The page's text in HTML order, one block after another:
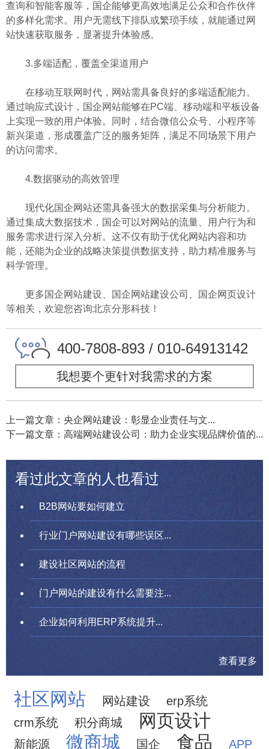
查询和智能客服等，国企能够更高效地满足公众和合作伙伴
的多样化需求。用户无需线下排队或繁琐手续，就能通过网
站快速获取服务，显著提升体验感。
3.多端适配，覆盖全渠道用户
在移动互联网时代，网站需具备良好的多端适配能力。
通过响应式设计，国企网站能够在PC端、移动端和平板设备
上实现一致的用户体验。同时，结合微信公众号、小程序等
新兴渠道，形成覆盖广泛的服务矩阵，满足不同场景下用户
的访问需求。
4.数据驱动的高效管理
现代化国企网站还需具备强大的数据采集与分析能力。
通过集成大数据技术，国企可以对网站的流量、用户行为和
服务需求进行深入分析。这不仅有助于优化网站内容和功
能，还能为企业的战略决策提供数据支持，助力精准服务与
科学管理。
更多国企网站建设、国企网站建设公司、国企网页设计
等相关，欢迎您咨询北京分形科技！
400-7808-893 / 010-64913142
我想要个更针对我需求的方案
上一篇文章：央企网站建设：彰显企业责任与文...
下一篇文章：高端网站建设公司：助力企业实现品牌价值的...
看过此文章的人也看过
B2B网站要如何建立
行业门户网站建设有哪些误区...
建设社区网站的流程
门户网站的建设有什么需要注...
企业如何利用ERP系统提升...
查看更多
社区网站 网站建设
erp系统
crm系统
积分商城 网页设计
新能源 微商城 国企 食品 APP